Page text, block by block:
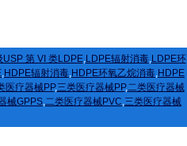
USP 第 VI 类LDPE,LDPE辐射消毒,LDPE环
,HDPE辐射消毒,HDPE环氧乙烷消毒,HDPE
医疗器械PP,三类医疗器械PP,二类医疗器械
械GPPS,二类医疗器械PVC,三类医疗器械